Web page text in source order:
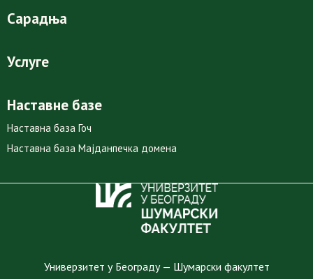
Сарадња
Услуге
Наставне базе
Наставна база Гоч
Наставна база Мајданпечка домена
Универзитет у Београду — Шумарски факултет